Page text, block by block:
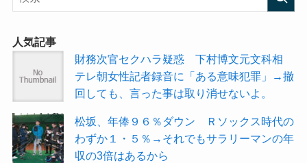
人気記事
財務次官セクハラ疑惑 下村博文元文科相
テレ朝女性記者録音に「ある意味犯罪」→撤
回しても、言った事は取り消せないよ。
松坂、年俸９６％ダウン Ｒソックス時代の
わずか１・５％→それでもサラリーマンの年
収の3倍はあるから